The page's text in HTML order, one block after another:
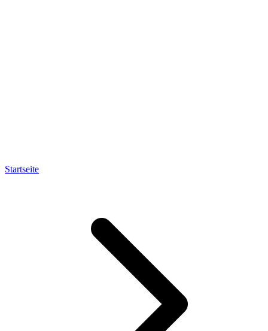
Startseite